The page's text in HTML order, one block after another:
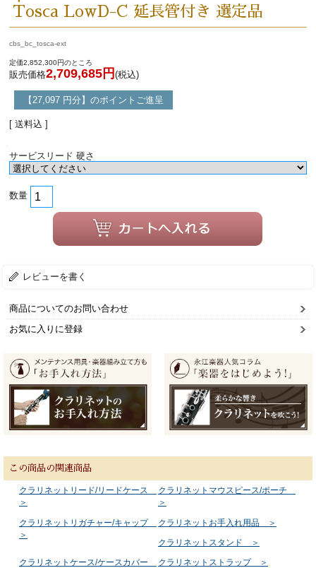
Tosca LowD-C 延長管付き 選定品
cbs_bc_tosca-ext
定価2,852,300円のところ
販売価格2,709,685円 (税込)
【27,097 円分】のポイントご進呈
[ 送料込 ]
サービスリード 硬さ
数量
レビューを書く
商品についてのお問い合わせ
お気に入りに登録
この商品の関連商品
クラリネットリード/リードケース
＞
クラリネットマウスピース/ポーチ
＞
クラリネットリガチャー/キャップ
＞
クラリネットお手入れ用品 ＞
クラリネットスタンド ＞
クラリネットケース/ケースカバー
クラリネットストラップ ＞